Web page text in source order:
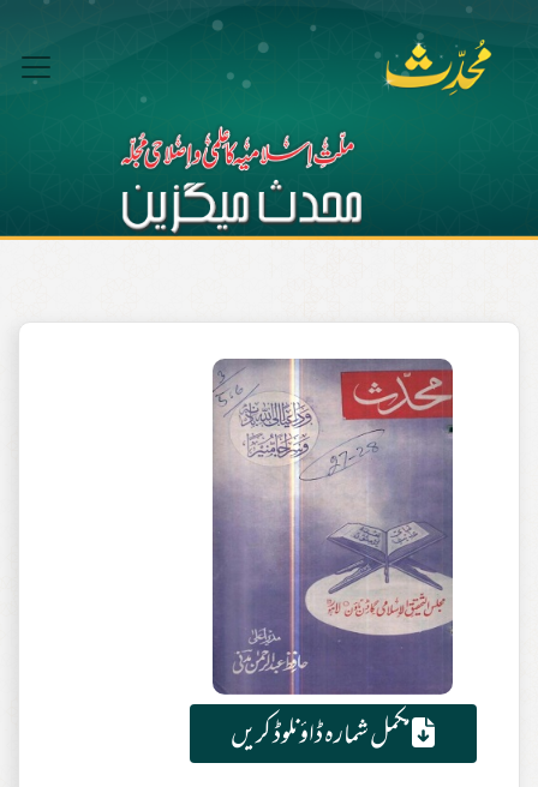
مکمل شمارہ ڈاؤنلوڈ کریں